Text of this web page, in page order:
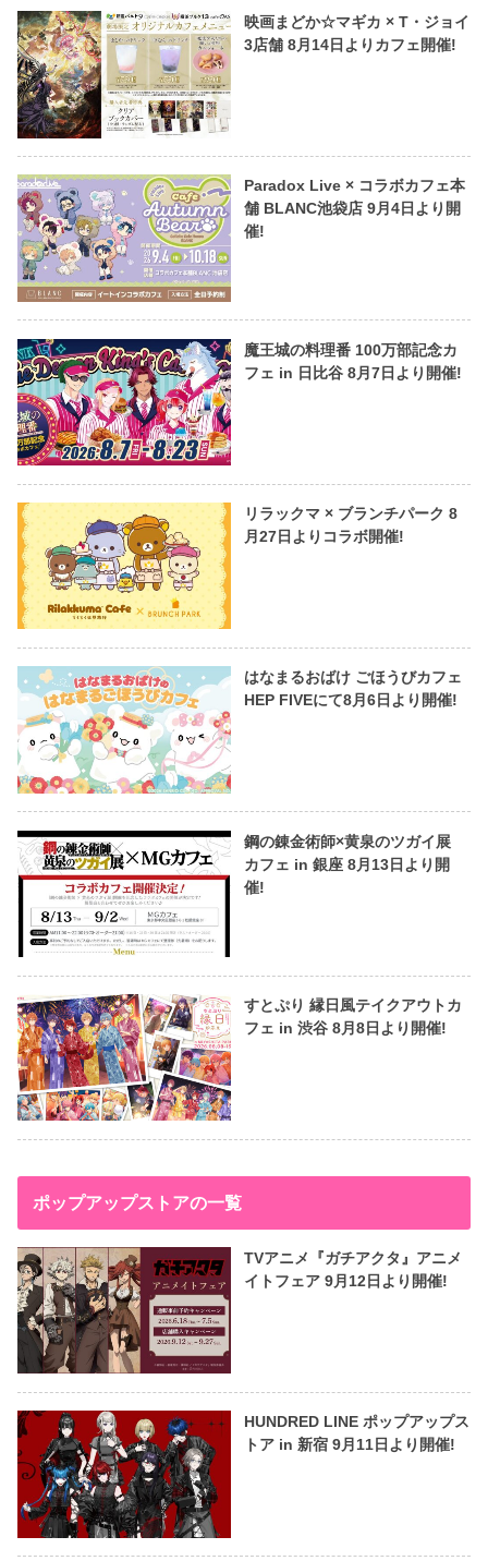
映画まどか☆マギカ × T・ジョイ
3店舗 8月14日よりカフェ開催!
Paradox Live × コラボカフェ本
舗 BLANC池袋店 9月4日より開
催!
魔王城の料理番 100万部記念カ
フェ in 日比谷 8月7日より開催!
リラックマ × ブランチパーク 8
月27日よりコラボ開催!
はなまるおばけ ごほうびカフェ
HEP FIVEにて8月6日より開催!
鋼の錬金術師×黄泉のツガイ展
カフェ in 銀座 8月13日より開
催!
すとぷり 縁日風テイクアウトカ
フェ in 渋谷 8月8日より開催!
ポップアップストアの一覧
TVアニメ『ガチアクタ』アニメ
イトフェア 9月12日より開催!
HUNDRED LINE ポップアップス
トア in 新宿 9月11日より開催!